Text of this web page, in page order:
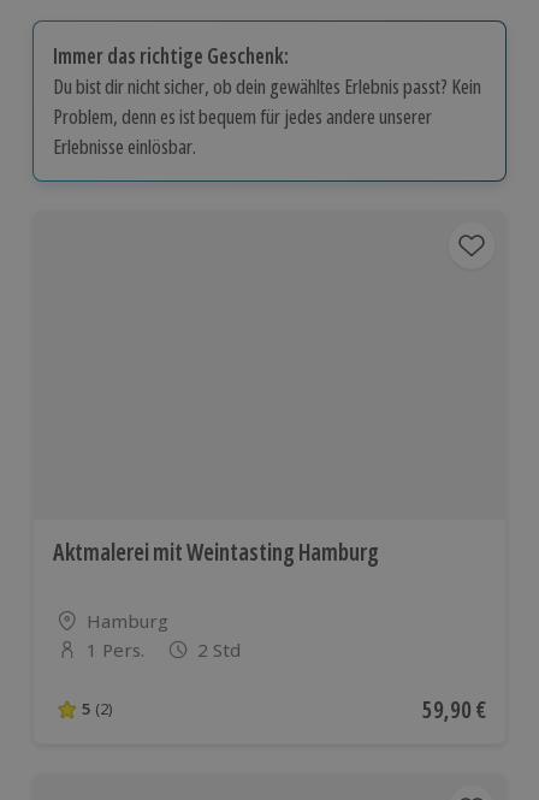
Immer das richtige Geschenk:
Du bist dir nicht sicher, ob dein gewähltes Erlebnis passt? Kein
Problem, denn es ist bequem für jedes andere unserer
Erlebnisse einlösbar.
Aktmalerei mit Weintasting Hamburg
Standort
Hamburg
Anzahl der Teilnehmer
1 Pers. 2 Std
5 von 5 Sternen basierend auf 2 Bewertungen
5 (2) Aktueller
59,90 €